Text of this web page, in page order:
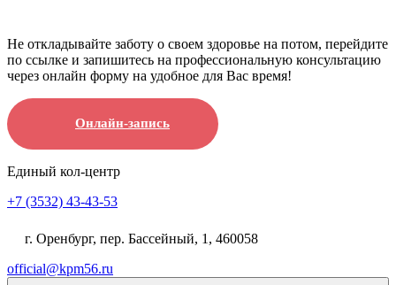
Не откладывайте заботу о своем здоровье на потом, перейдите
по ссылке и запишитесь на профессиональную консультацию
через онлайн форму на удобное для Вас время!
Онлайн-запись
Единый кол-центр
+7 (3532) 43-43-53
г. Оренбург, пер. Бассейный, 1, 460058
official@kpm56.ru